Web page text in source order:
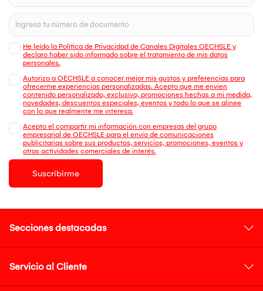
He leído la Política de Privacidad de Canales Digitales OECHSLE y
declaro haber sido informado sobre el tratamiento de mis datos
personales.
Autorizo a OECHSLE a conocer mejor mis gustos y preferencias para
ofrecerme experiencias personalizadas. Acepto que me envien
contenido personalizado, exclusivo, promociones hechas a mi medida,
novedades, descuentos especiales, eventos y todo lo que se alinee
con lo que realmente me interesa.
Acepto el compartir mi información con empresas del grupo
empresarial de OECHSLE para el envío de comunicaciones
publicitarias sobre sus productos, servicios, promociones, eventos y
otras actividades comerciales de interés.
Suscribirme
Secciones destacadas
Servicio al Cliente